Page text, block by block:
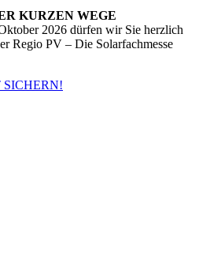
KURZEN WEGE
2026 dürfen wir Sie herzlich
Regio PV – Die Solarfachmesse